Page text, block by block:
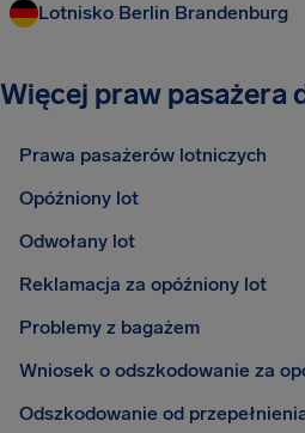
Lotnisko Berlin Brandenburg
Więcej praw pasażera
Prawa pasażerów lotniczych
Opóźniony lot
Odwołany lot
Reklamacja za opóźniony lot
Problemy z bagażem
Wniosek o odszkodowanie za
Odszkodowanie od